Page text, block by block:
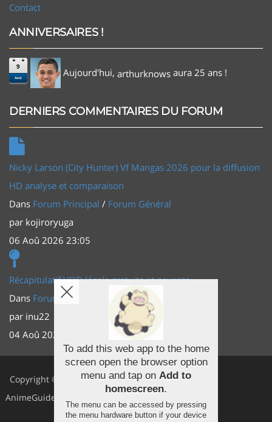
Contact
ANNIVERSAIRES !
9
Aoû Aujourd'hui, arthurknows aura 25 ans !
DERNIERS COMMENTAIRES DU FORUM
Nicky Larson (City Hunter) Vf Mangas 2026 pour la diffusion
HD analyse et comparaison
Dans Forum Principal / Forum Général
par kojiroryuga
06 Aoû 2026 23:05
Récapitulatif VOD légale gratuite et payante
Dans Forum Principal
Actus (TV, vidéo, web)
par inu22
04 Aoû 2026 20:30
Copyright ©
AnimeGuides
Facebook
Youtube
Twitter
To add this web app to the home
screen open the browser option
menu and tap on Add to
homescreen.
The menu can be accessed by pressing
the menu hardware button if your device